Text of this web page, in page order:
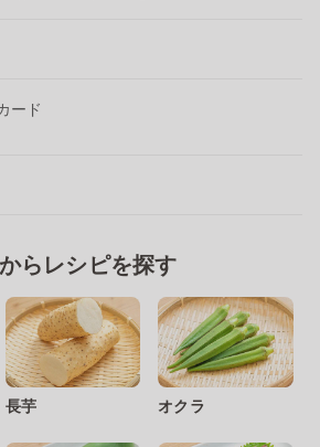
ード
らレシピを探す
長芋 オクラ